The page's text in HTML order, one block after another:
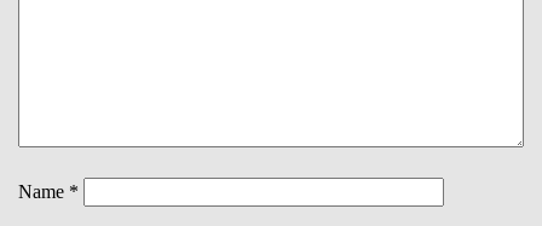
Name *